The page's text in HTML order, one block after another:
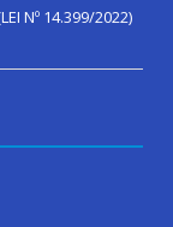
Nº 14.399/2022)